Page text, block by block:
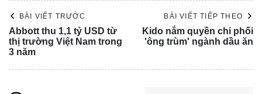
BÀI VIẾT TRƯỚC
Abbott thu 1,1 tỷ USD từ
thị trường Việt Nam trong
3 năm
BÀI VIẾT TIẾP THEO
Kido nắm quyền chi phối
'ông trùm' ngành dầu ăn